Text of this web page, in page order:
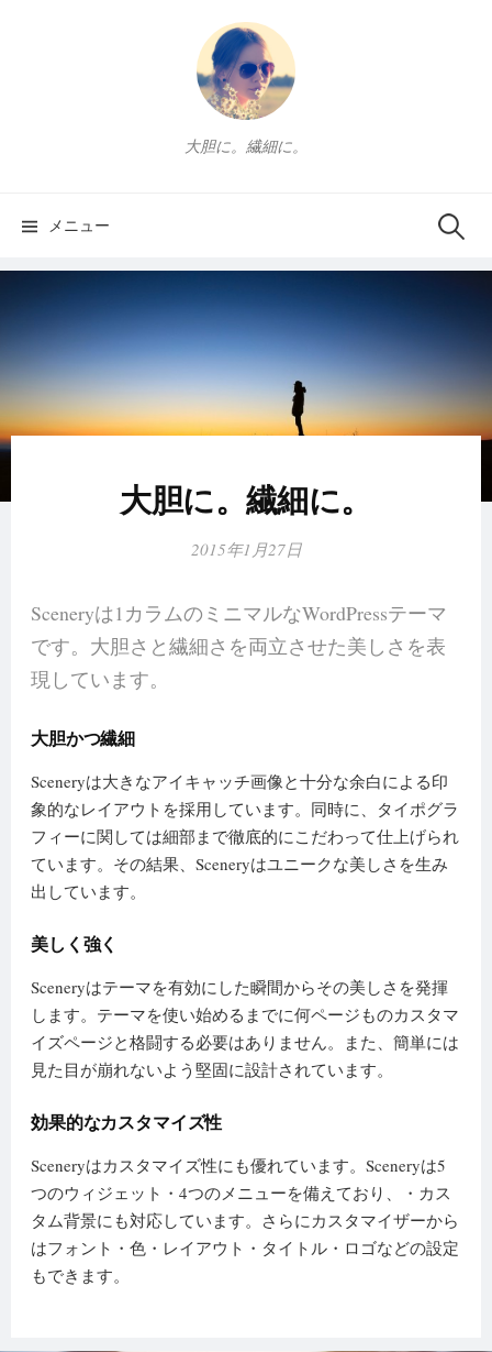
大胆に。繊細に。
メニュー 検
大胆に。繊細に。
2015年1月27日
Sceneryは1カラムのミニマルなWordPressテーマ
です。大胆さと繊細さを両立させた美しさを表
現しています。
大胆かつ繊細
Sceneryは大きなアイキャッチ画像と十分な余白による印
象的なレイアウトを採用しています。同時に、タイポグラ
フィーに関しては細部まで徹底的にこだわって仕上げられ
ています。その結果、Sceneryはユニークな美しさを生み
出しています。
美しく強く
Sceneryはテーマを有効にした瞬間からその美しさを発揮
します。テーマを使い始めるまでに何ページものカスタマ
イズページと格闘する必要はありません。また、簡単には
見た目が崩れないよう堅固に設計されています。
効果的なカスタマイズ性
Sceneryはカスタマイズ性にも優れています。Sceneryは5
つのウィジェット・4つのメニューを備えており、・カス
タム背景にも対応しています。さらにカスタマイザーから
はフォント・色・レイアウト・タイトル・ロゴなどの設定
もできます。